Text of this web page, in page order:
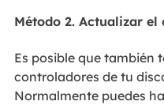
Método 2. Actualizar
Es posible que también
controladores de tu
Normalmente puedes